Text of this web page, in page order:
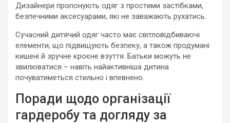
Дизайнери пропонують одяг з простими застібками,
безпечними аксесуарами, які не заважають рухатись.
Сучасний дитячий одяг часто має світловідбиваючі
елементи, що підвищують безпеку, а також продумані
кишені й зручне кроєне взуття. Батьки можуть не
хвилюватися – навіть найактивніша дитина
почуватиметься стильно і впевнено.
Поради щодо організації
гардеробу та догляду за